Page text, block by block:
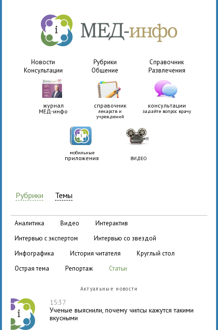
Новости Рубрики
Справочник
Консультации
Общение Развлечения
журнал
МЕД-инфо
справочник
лекарств и
учреждений
консультации
задайте вопрос врачу
мобильные
приложения ВИДЕО
Рубрики Темы
аналитика видео
интерактив
интервью с экспертом
интервью со звездой
инфографика
история читателя
круглый стол
острая тема
репортаж статьи
Актуальные новости
15:37
Ученые выяснили, почему чипсы кажутся такими
вкусными